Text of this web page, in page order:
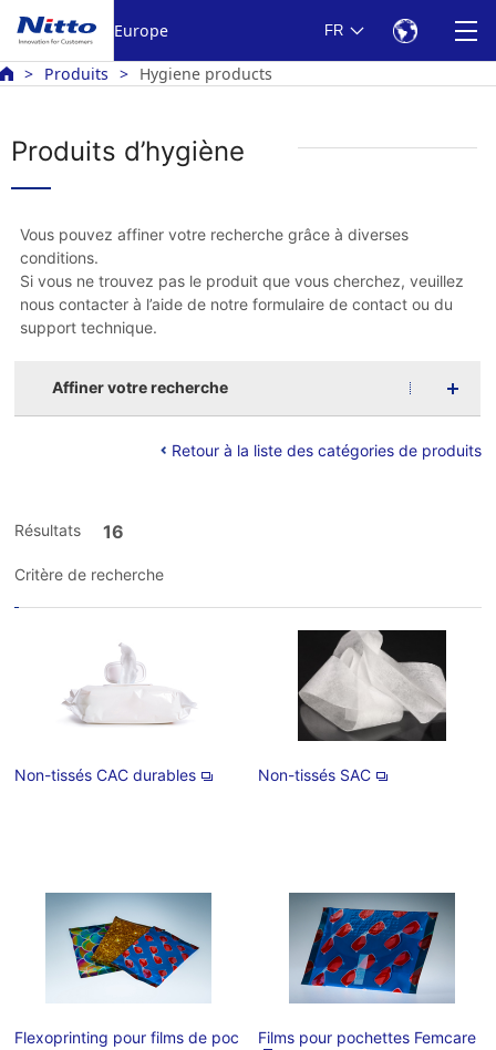
Europe FR
Produits Hygiene products
Produits d’hygiène
Vous pouvez affiner votre recherche grâce à diverses
conditions.
Si vous ne trouvez pas le produit que vous cherchez, veuillez
nous contacter à l’aide de notre formulaire de contact ou du
support technique.
Affiner votre recherche
Retour à la liste des catégories de produits
Résultats 16
Critère de recherche
Non-tissés CAC durables Non-tissés SAC
Flexoprinting pour films de poc
Films pour pochettes Femcare